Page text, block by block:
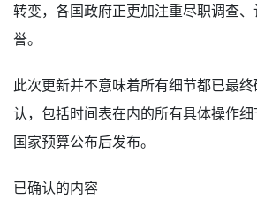
转变，各国政府正更加注重尽职调查
誉。
此次更新并不意味着所有细节都已最
认，包括时间表在内的所有具体操作
国家预算公布后发布。
已确认的内容